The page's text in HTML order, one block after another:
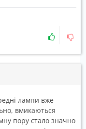
лампи вже
вмикаються
пору стало значно